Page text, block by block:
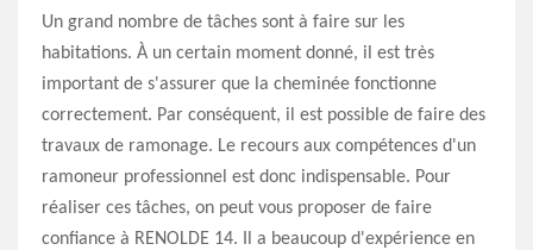
Un grand nombre de tâches sont à faire sur les
habitations. À un certain moment donné, il est très
important de s'assurer que la cheminée fonctionne
correctement. Par conséquent, il est possible de faire des
travaux de ramonage. Le recours aux compétences d'un
ramoneur professionnel est donc indispensable. Pour
réaliser ces tâches, on peut vous proposer de faire
confiance à RENOLDE 14. Il a beaucoup d'expérience en